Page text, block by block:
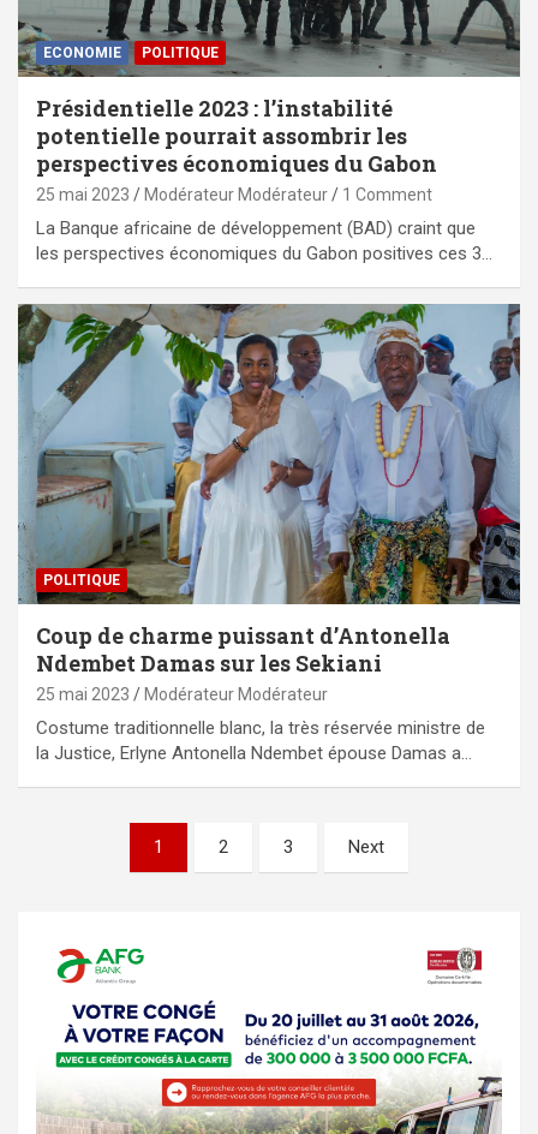
ECONOMIE POLITIQUE
Présidentielle 2023 : l’instabilité
potentielle pourrait assombrir les
perspectives économiques du Gabon
25 mai 2023 Modérateur Modérateur 1 Comment
La Banque africaine de développement (BAD) craint que
les perspectives économiques du Gabon positives ces 3…
POLITIQUE
Coup de charme puissant d’Antonella
Ndembet Damas sur les Sekiani
25 mai 2023 Modérateur Modérateur
Costume traditionnelle blanc, la très réservée ministre de
la Justice, Erlyne Antonella Ndembet épouse Damas a…
Pagination
1 2 3 Next